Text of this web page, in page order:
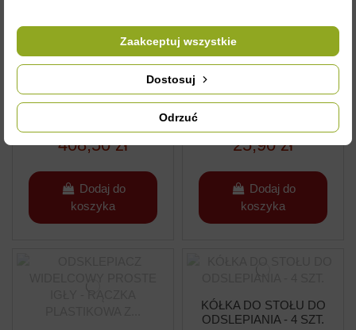
RAMEK - Z SITEM
WYS. 100MM
408,50 zł
Dodaj do
koszyka
MIODU Ø190MM
25,90 zł
Dodaj do
koszyka
KÓŁKA DO STOŁU DO
ODSLEPIANIA - 4 SZT.
Odrzuć
Dostosuj
Zaakceptuj wszystkie